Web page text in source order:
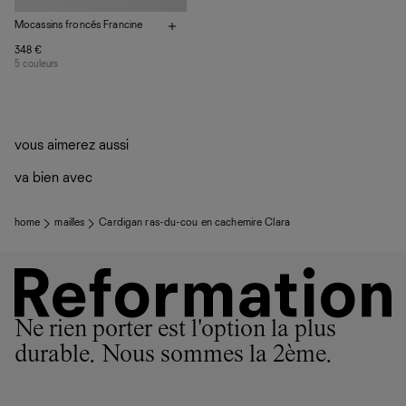
Mocassins froncés Francine
348 €
5 couleurs
vous aimerez aussi
va bien avec
home mailles Cardigan ras-du-cou en cachemire Clara
Ne rien porter est l'option la plus
durable. Nous sommes la 2ème.